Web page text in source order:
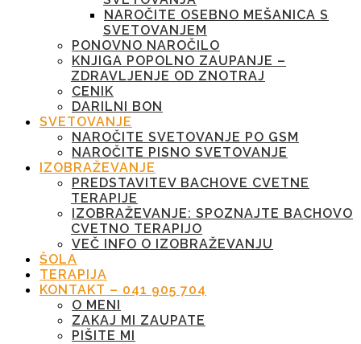
NAROČITE OSEBNO MEŠANICA S
SVETOVANJEM
PONOVNO NAROČILO
KNJIGA POPOLNO ZAUPANJE –
ZDRAVLJENJE OD ZNOTRAJ
CENIK
DARILNI BON
SVETOVANJE
NAROČITE SVETOVANJE PO GSM
NAROČITE PISNO SVETOVANJE
IZOBRAŽEVANJE
PREDSTAVITEV BACHOVE CVETNE
TERAPIJE
IZOBRAŽEVANJE: SPOZNAJTE BACHOVO
CVETNO TERAPIJO
VEČ INFO O IZOBRAŽEVANJU
ŠOLA
TERAPIJA
KONTAKT – 041 905 704
O MENI
ZAKAJ MI ZAUPATE
PIŠITE MI